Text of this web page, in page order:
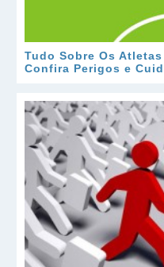
Tudo Sobre Os
Confira Perigos e